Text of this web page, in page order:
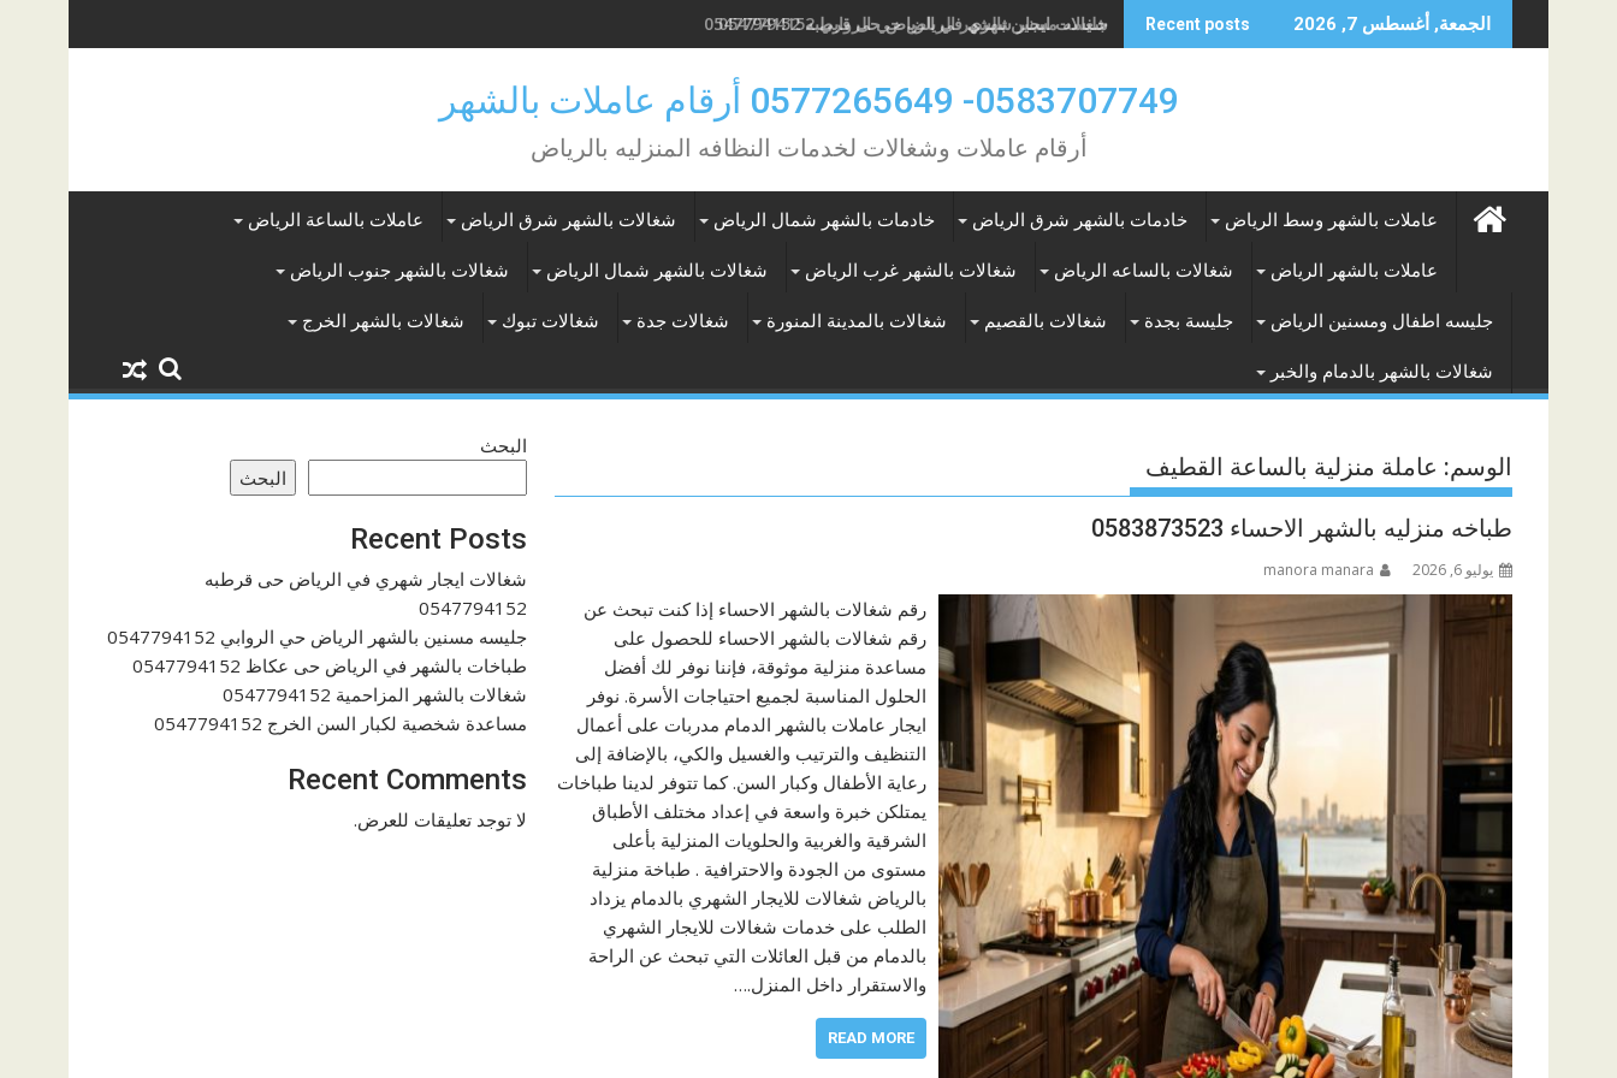
to
الجمعة, أغسطس 7, 2026 Recent posts جليسه مسنين بالشهر الرياض حي الروابي 0547794152
0583707749- 0577265649 أرقام عاملات بالشهر
أرقام عاملات وشغالات لخدمات النظافه المنزليه بالرياض
عاملات بالشهر وسط الرياض خادمات بالشهر شرق الرياض خادمات بالشهر شمال الرياض شغالات بالشهر شرق الرياض عاملات بالساعة الرياض
عاملات بالشهر الرياض شغالات بالساعه الرياض شغالات بالشهر غرب الرياض شغالات بالشهر شمال الرياض شغالات بالشهر جنوب الرياض
جليسه اطفال ومسنين الرياض جليسة بجدة شغالات بالقصيم شغالات بالمدينة المنورة شغالات جدة شغالات تبوك شغالات بالشهر الخرج
شغالات بالشهر بالدمام والخبر
الوسم: عاملة منزلية بالساعة القطيف
طباخه منزليه بالشهر الاحساء 0583873523
يوليو 6, 2026 manora manara
رقم شغالات بالشهر الاحساء إذا كنت تبحث عن
رقم شغالات بالشهر الاحساء للحصول على
مساعدة منزلية موثوقة، فإننا نوفر لك أفضل
الحلول المناسبة لجميع احتياجات الأسرة. نوفر
ايجار عاملات بالشهر الدمام مدربات على أعمال
التنظيف والترتيب والغسيل والكي، بالإضافة إلى
رعاية الأطفال وكبار السن. كما تتوفر لدينا طباخات
يمتلكن خبرة واسعة في إعداد مختلف الأطباق
الشرقية والغربية والحلويات المنزلية بأعلى
مستوى من الجودة والاحترافية . طباخة منزلية
بالرياض شغالات للايجار الشهري بالدمام يزداد
الطلب على خدمات شغالات للايجار الشهري
بالدمام من قبل العائلات التي تبحث عن الراحة
والاستقرار داخل المنزل.…
READ MORE
البحث
البحث
Recent Posts
شغالات ايجار شهري في الرياض حى قرطبه
0547794152
جليسه مسنين بالشهر الرياض حي الروابي 0547794152
طباخات بالشهر في الرياض حى عكاظ 0547794152
شغالات بالشهر المزاحمية 0547794152
مساعدة شخصية لكبار السن الخرج 0547794152
Recent Comments
لا توجد تعليقات للعرض.